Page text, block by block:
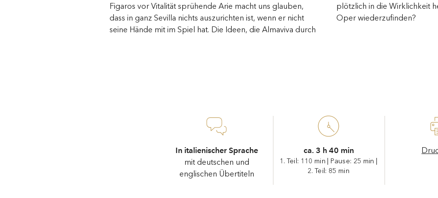
Figaros vor Vitalität sprühende Arie macht uns glauben,
dass in ganz Sevilla nichts auszurichten ist, wenn er nicht
seine Hände mit im Spiel hat. Die Ideen, die Almaviva durch
plötzlich in die Wirklichkeit heraustreten, um sich in einer
Oper wiederzufinden?
In italienischer Sprache
mit deutschen und
englischen Übertiteln
ca. 3 h 40 min
1. Teil: 110 min Pause: 25 min
2. Teil: 85 min